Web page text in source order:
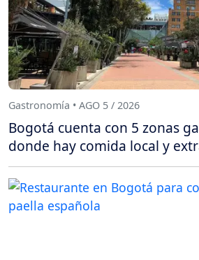
Gastronomía • AGO 5 / 2026
Bogotá cuenta con 5 zonas
donde hay comida local y